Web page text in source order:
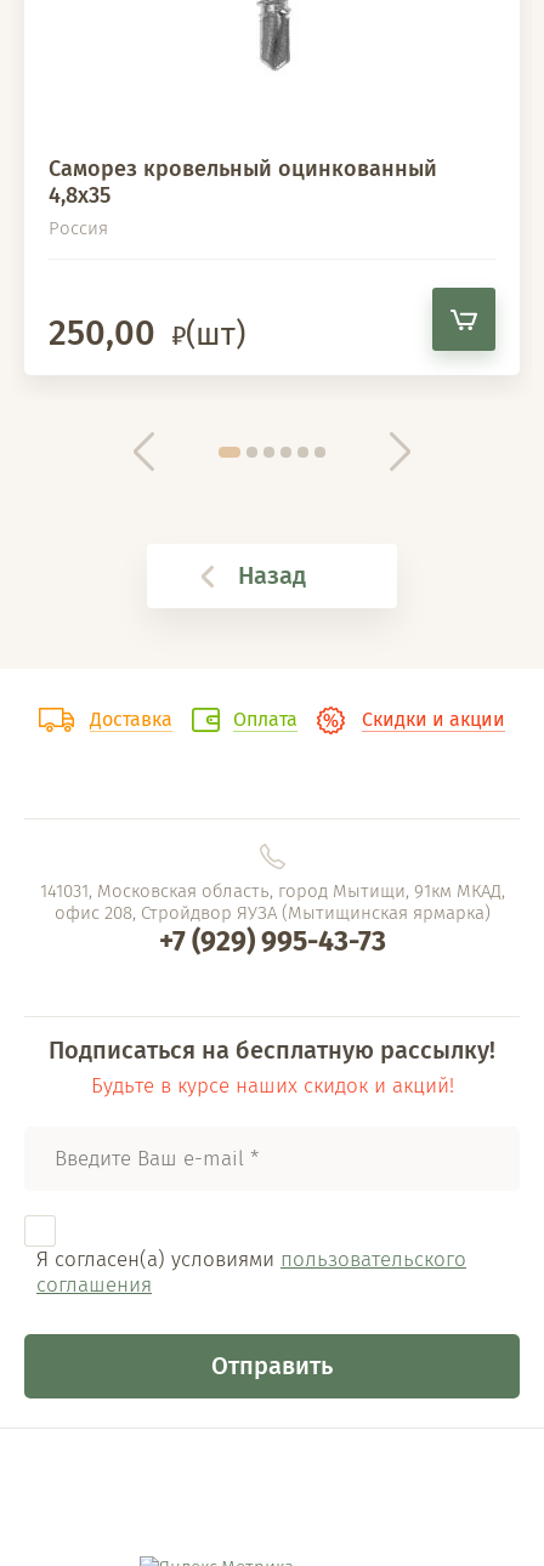
Саморез кровельный оцинкованный
4,8х35
Россия
250,00 (шт)
Назад
Доставка Оплата Скидки и акции
141031, Московская область, город Мытищи, 91км МКАД,
офис 208, Стройдвор ЯУЗА (Мытищинская ярмарка)
+7 (929) 995-43-73
Подписаться на бесплатную рассылку!
Будьте в курсе наших скидок и акций!
Я согласен(а) условиями пользовательского
соглашения
Отправить